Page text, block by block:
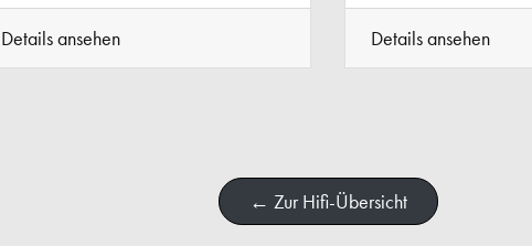
Details ansehen Details ansehen
← Zur Hifi-Übersicht